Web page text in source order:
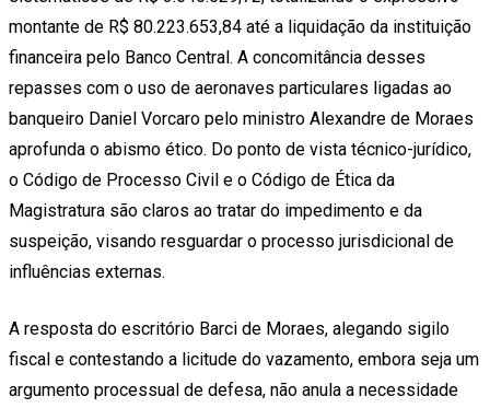
montante de R$ 80.223.653,84 até a liquidação da instituição
financeira pelo Banco Central. A concomitância desses
repasses com o uso de aeronaves particulares ligadas ao
banqueiro Daniel Vorcaro pelo ministro Alexandre de Moraes
aprofunda o abismo ético. Do ponto de vista técnico-jurídico,
o Código de Processo Civil e o Código de Ética da
Magistratura são claros ao tratar do impedimento e da
suspeição, visando resguardar o processo jurisdicional de
influências externas.
A resposta do escritório Barci de Moraes, alegando sigilo
fiscal e contestando a licitude do vazamento, embora seja um
argumento processual de defesa, não anula a necessidade